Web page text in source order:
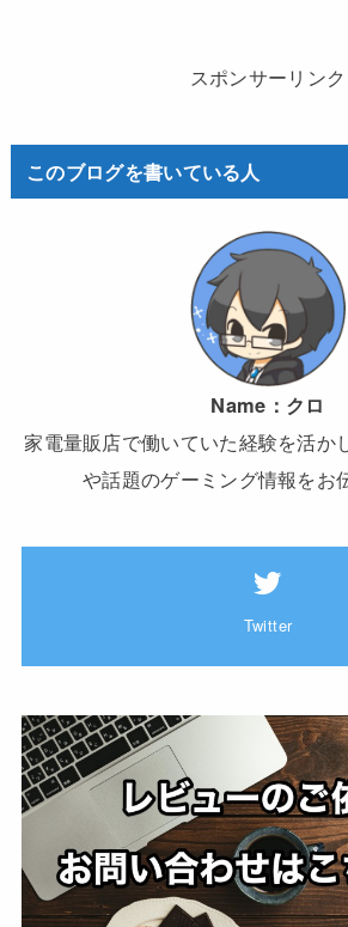
スポンサーリンク
このブログを書いている人
Name： クロ
家電量販店で働いていた経験を活か
や話題のゲーミング情報をお
Twitter